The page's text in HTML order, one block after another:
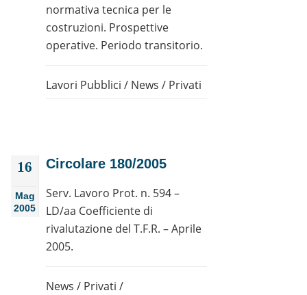
normativa tecnica per le
costruzioni. Prospettive
operative. Periodo transitorio.
Lavori Pubblici / News / Privati
16
Mag
2005
Circolare 180/2005
Serv. Lavoro Prot. n. 594 –
LD/aa Coefficiente di
rivalutazione del T.F.R. – Aprile
2005.
News / Privati /